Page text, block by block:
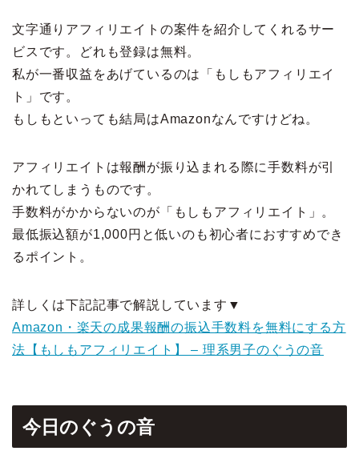
文字通りアフィリエイトの案件を紹介してくれるサー
ビスです。どれも登録は無料。
私が一番収益をあげているのは「もしもアフィリエイ
ト」です。
もしもといっても結局はAmazonなんですけどね。
アフィリエイトは報酬が振り込まれる際に手数料が引
かれてしまうものです。
手数料がかからないのが「もしもアフィリエイト」。
最低振込額が1,000円と低いのも初心者におすすめでき
るポイント。
詳しくは下記記事で解説しています▼
Amazon・楽天の成果報酬の振込手数料を無料にする方
法【もしもアフィリエイト】 – 理系男子のぐうの音
今日のぐうの音